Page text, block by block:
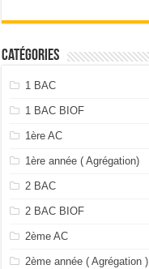
Catégories
1 BAC
1 BAC BIOF
1ère AC
1ère année ( Agrégation)
2 BAC
2 BAC BIOF
2ème AC
2ème année ( Agrégation )